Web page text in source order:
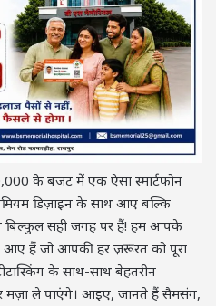
के बजट में एक ऐसा स्मार्टफोन
डिज़ाइन के साथ आए बल्कि
बिल्कुल सही जगह पर हैं! हम आपके
हैं जो आपकी हर ज़रूरत को पूरा
के साथ-साथ बेहतरीन
मज़ा ले पाएंगे। आइए, जानते हैं सैमसंग,